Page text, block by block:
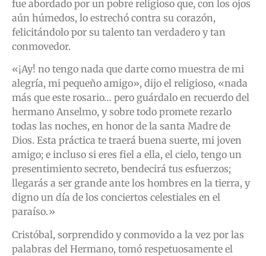
fue abordado por un pobre religioso que, con los ojos
aún húmedos, lo estrechó contra su corazón,
felicitándolo por su talento tan verdadero y tan
conmovedor.
«¡Ay! no tengo nada que darte como muestra de mi
alegría, mi pequeño amigo», dijo el religioso, «nada
más que este rosario… pero guárdalo en recuerdo del
hermano Anselmo, y sobre todo promete rezarlo
todas las noches, en honor de la santa Madre de
Dios. Esta práctica te traerá buena suerte, mi joven
amigo; e incluso si eres fiel a ella, el cielo, tengo un
presentimiento secreto, bendecirá tus esfuerzos;
llegarás a ser grande ante los hombres en la tierra, y
digno un día de los conciertos celestiales en el
paraíso.»
Cristóbal, sorprendido y conmovido a la vez por las
palabras del Hermano, tomó respetuosamente el